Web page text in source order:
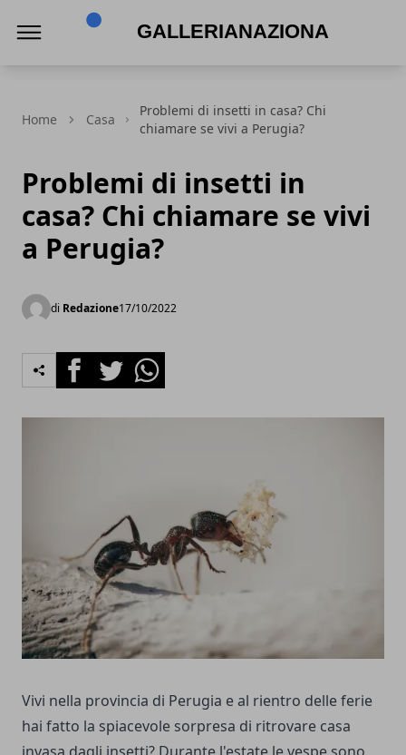
Home Casa
Problemi di insetti in casa? Chi
chiamare se vivi a Perugia?
Problemi di insetti in
casa? Chi chiamare se vivi
a Perugia?
di Redazione17/10/2022
FacebookTwitterWhatsapp
Vivi nella provincia di Perugia e al rientro delle ferie
hai fatto la spiacevole sorpresa di ritrovare casa